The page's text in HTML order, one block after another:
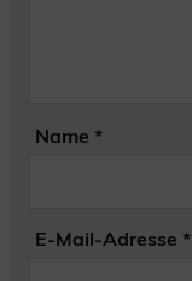
Name *
E-Mail-Adresse *